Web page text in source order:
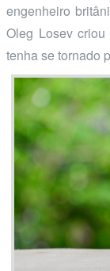
engenheiro
Oleg Losev
tenha se tornado